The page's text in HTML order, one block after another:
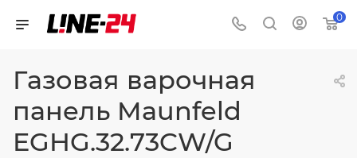
0
Газовая варочная
панель Maunfeld
EGHG.32.73CW/G